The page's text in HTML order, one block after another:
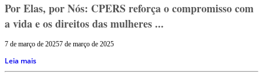
Por Elas, por Nós: CPERS reforça o compromisso com
a vida e os direitos das mulheres ...
7 de março de 20257 de março de 2025
Leia mais